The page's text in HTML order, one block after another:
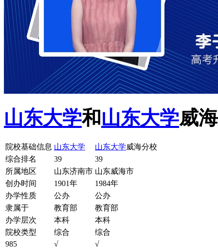
山东大学和 山东大学威
院校基础信息 山东大学 山东大学威海分校
综合排名
39
39
所属地区
山东济南市 山东威海市
创办时间
1901年
1984年
办学性质
公办
公办
隶属于
教育部
教育部
办学层次
本科
本科
院校类型
综合
综合
985
√
√